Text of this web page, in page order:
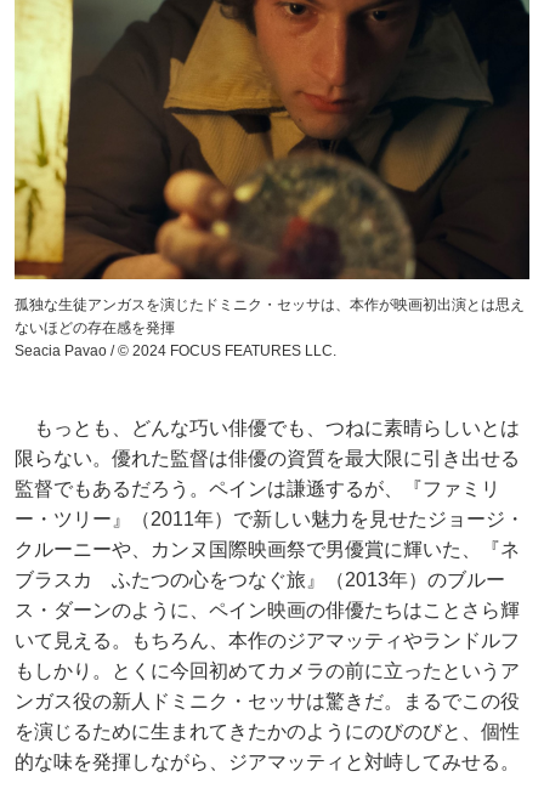
孤独な生徒アンガスを演じたドミニク・セッサは、本作が映画初出演とは思え
ないほどの存在感を発揮
Seacia Pavao / © 2024 FOCUS FEATURES LLC.
もっとも、どんな巧い俳優でも、つねに素晴らしいとは
限らない。優れた監督は俳優の資質を最大限に引き出せる
監督でもあるだろう。ペインは謙遜するが、『ファミリ
ー・ツリー』（2011年）で新しい魅力を見せたジョージ・
クルーニーや、カンヌ国際映画祭で男優賞に輝いた、『ネ
ブラスカ ふたつの心をつなぐ旅』（2013年）のブルー
ス・ダーンのように、ペイン映画の俳優たちはことさら輝
いて見える。もちろん、本作のジアマッティやランドルフ
もしかり。とくに今回初めてカメラの前に立ったというア
ンガス役の新人ドミニク・セッサは驚きだ。まるでこの役
を演じるために生まれてきたかのようにのびのびと、個性
的な味を発揮しながら、ジアマッティと対峙してみせる。